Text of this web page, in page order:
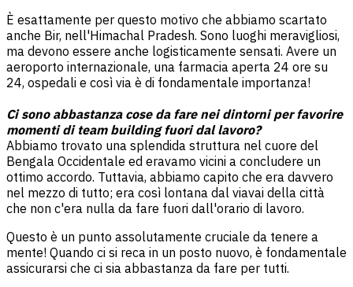
È esattamente per questo motivo che abbiamo scartato
anche Bir, nell'Himachal Pradesh. Sono luoghi meravigliosi,
ma devono essere anche logisticamente sensati. Avere un
aeroporto internazionale, una farmacia aperta 24 ore su
24, ospedali e così via è di fondamentale importanza!
Ci sono abbastanza cose da fare nei dintorni per favorire
momenti di team building fuori dal lavoro?
Abbiamo trovato una splendida struttura nel cuore del
Bengala Occidentale ed eravamo vicini a concludere un
ottimo accordo. Tuttavia, abbiamo capito che era davvero
nel mezzo di tutto; era così lontana dal viavai della città
che non c'era nulla da fare fuori dall'orario di lavoro.
Questo è un punto assolutamente cruciale da tenere a
mente! Quando ci si reca in un posto nuovo, è fondamentale
assicurarsi che ci sia abbastanza da fare per tutti.